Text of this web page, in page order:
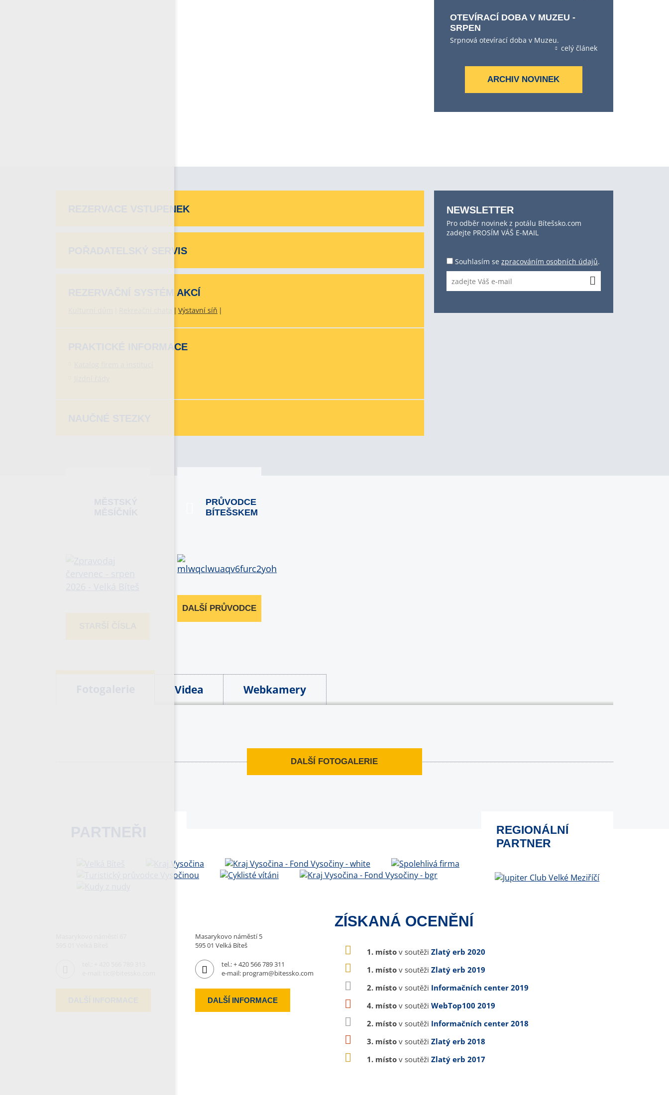
OTEVÍRACÍ DOBA V MUZEU -
SRPEN
Srpnová otevírací doba v Muzeu.
celý článek
ARCHIV NOVINEK
REZERVACE VSTUPENEK
POŘADATELSKÝ SERVIS
REZERVAČNÍ SYSTÉM AKCÍ
Výstavní síň
PRAKTICKÉ INFORMACE
NEWSLETTER
Pro odběr novinek z potálu Bítešsko.com
zadejte PROSÍM VÁŠ E-MAIL
Souhlasím se zpracováním osobních údajů.
PRŮVODCE
BÍTEŠSKEM
DALŠÍ PRŮVODCE
Videa Webkamery
DALŠÍ FOTOGALERIE
REGIONÁLNÍ
PARTNER
Masarykovo náměstí 5
595 01 Velká Bíteš
tel.:+ 420 566 789 311
e-mail: program@bitessko.com
DALŠÍ INFORMACE
ZÍSKANÁ OCENĚNÍ
1. místo v soutěži Zlatý erb 2020
1. místo v soutěži Zlatý erb 2019
2. místo v soutěži Informačních center 2019
4. místo v soutěži WebTop100 2019
2. místo v soutěži Informačních center 2018
3. místo v soutěži Zlatý erb 2018
1. místo v soutěži Zlatý erb 2017